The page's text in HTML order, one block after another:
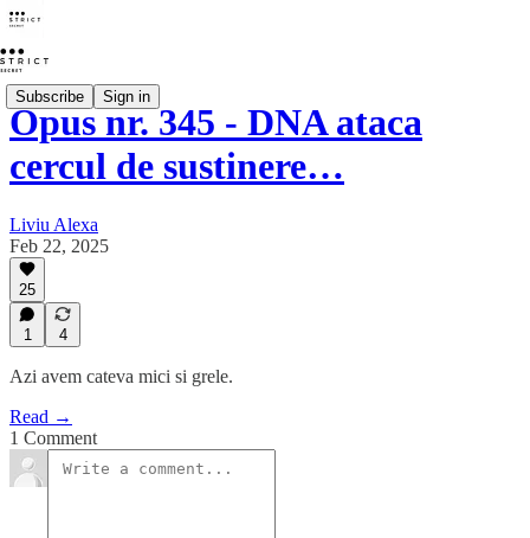
Subscribe Sign in
Opus nr. 345 - DNA ataca
cercul de sustinere…
Liviu Alexa
Feb 22, 2025
25
1 4
Azi avem cateva mici si grele.
Read →
1 Comment